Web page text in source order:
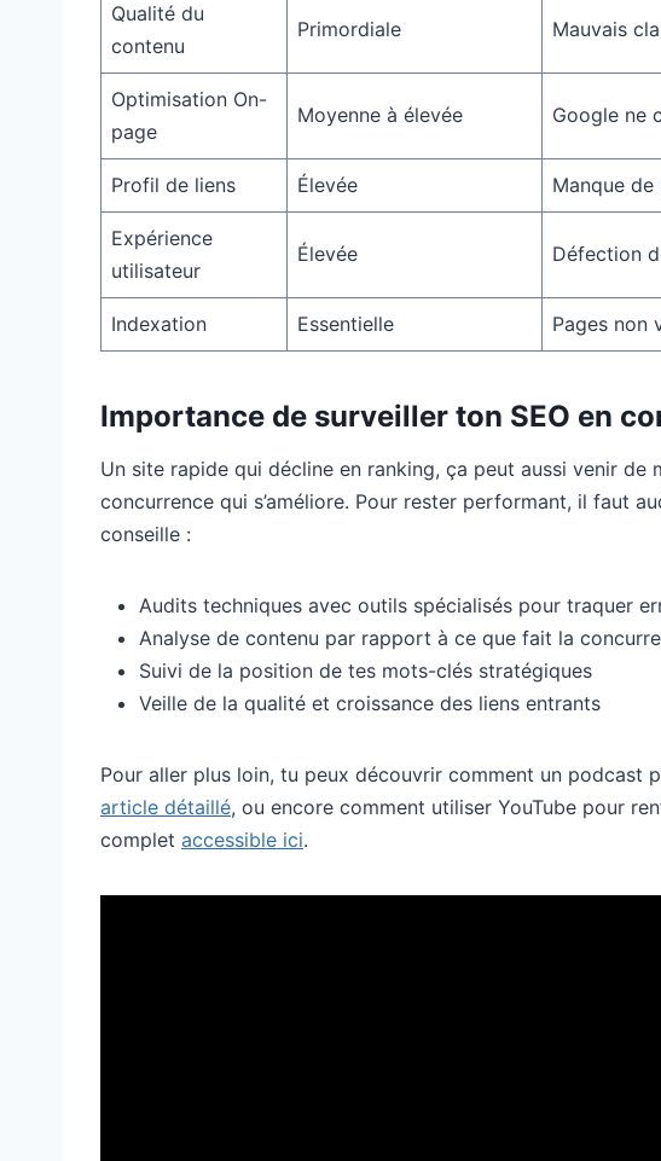
Qualité du
contenu
Primordiale Mauvais
Optimisation On-
page
Moyenne à élevée Google ne
Profil de liens Élevée Manque
Expérience
utilisateur
Élevée Défection
Indexation Essentielle Pages non
Importance de surveiller ton SEO en
Un site rapide qui décline en ranking, ça peut aussi venir de
concurrence qui s’améliore. Pour rester performant, il faut
conseille :
Audits techniques avec outils spécialisés pour traquer
Analyse de contenu par rapport à ce que fait la
Suivi de la position de tes mots-clés stratégiques
Veille de la qualité et croissance des liens entrants
Pour aller plus loin, tu peux découvrir comment un podcast
article détaillé, ou encore comment utiliser YouTube pour
complet accessible ici.